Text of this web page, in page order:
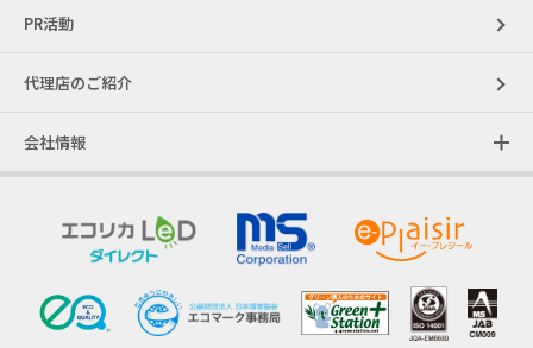
PR活動
代理店のご紹介
会社情報